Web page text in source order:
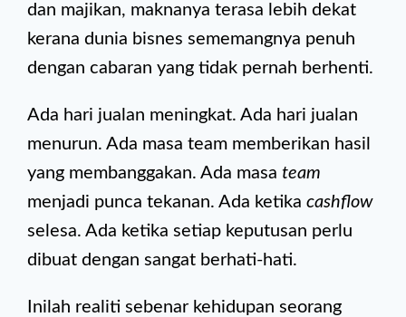
dan majikan, maknanya terasa lebih dekat
kerana dunia bisnes sememangnya penuh
dengan cabaran yang tidak pernah berhenti.
Ada hari jualan meningkat. Ada hari jualan
menurun. Ada masa team memberikan hasil
yang membanggakan. Ada masa team
menjadi punca tekanan. Ada ketika cashflow
selesa. Ada ketika setiap keputusan perlu
dibuat dengan sangat berhati-hati.
Inilah realiti sebenar kehidupan seorang